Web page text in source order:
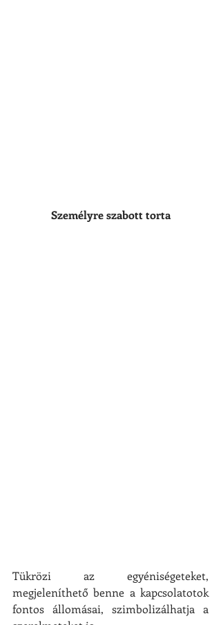
Személyre szabott torta
Tükrözi az egyéniségeteket,
megjeleníthető benne a kapcsolatotok
fontos állomásai, szimbolizálhatja a